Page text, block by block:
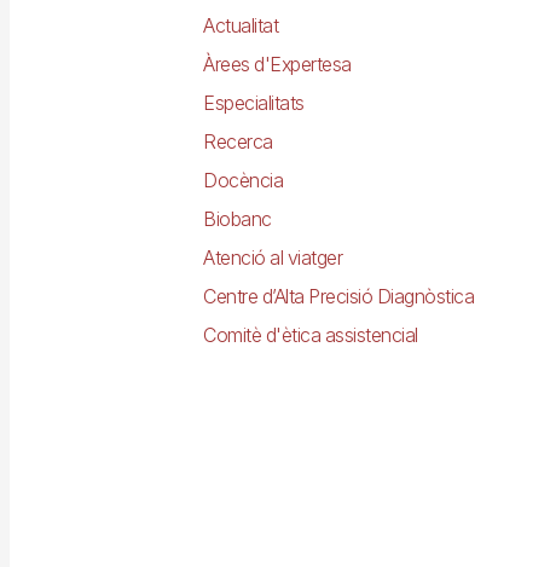
Actualitat
Àrees d'Expertesa
Especialitats
Recerca
Docència
Biobanc
Atenció al viatger
Centre d’Alta Precisió Diagnòstica
Comitè d'ètica assistencial